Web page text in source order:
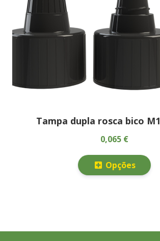
Tampa dupla rosca bico
0,065 €
Opções